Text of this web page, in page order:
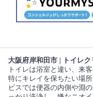
大阪府岸和田市 | トイレ
トイレは浴室と違い、来
特にキレイを保ちたい場
ビスでは便器の内側や淵